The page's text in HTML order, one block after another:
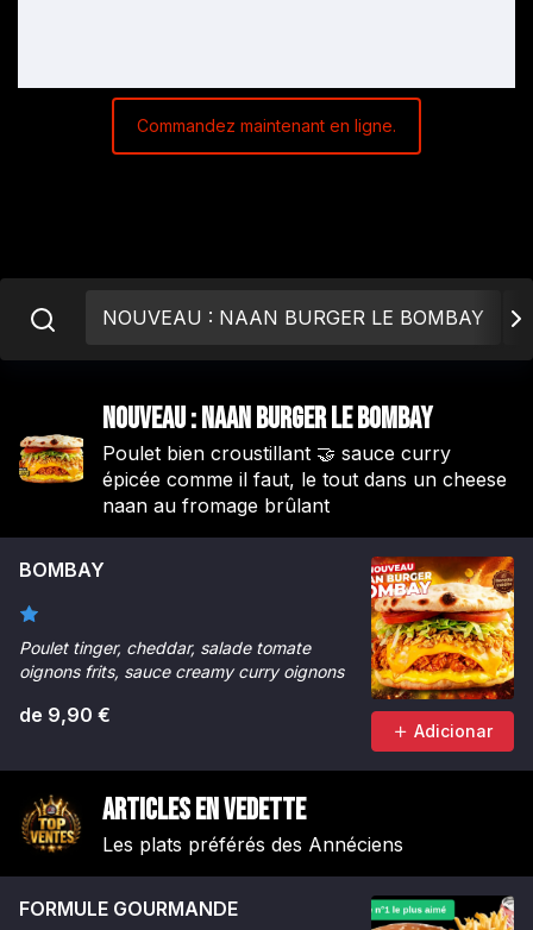
Commandez maintenant en ligne.
NOUVEAU : NAAN BURGER LE BOMBAY
NOUVEAU : NAAN BURGER LE BOMBAY
Poulet bien croustillant 🤝 sauce curry
épicée comme il faut, le tout dans un cheese
naan au fromage brûlant
BOMBAY
Poulet tinger, cheddar, salade tomate
oignons frits, sauce creamy curry oignons
de 9,90 €
Adicionar
Articles en vedette
Les plats préférés des Annéciens
FORMULE GOURMANDE